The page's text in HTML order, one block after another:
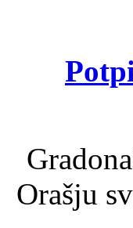
Orašju